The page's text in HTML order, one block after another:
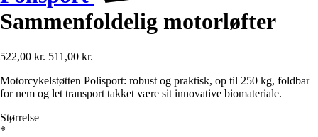
Sammenfoldelig motorløfter
522,00 kr. 511,00 kr.
Motorcykelstøtten Polisport: robust og praktisk, op til 250 kg, foldbar
for nem og let transport takket være sit innovative biomateriale.
Størrelse
*